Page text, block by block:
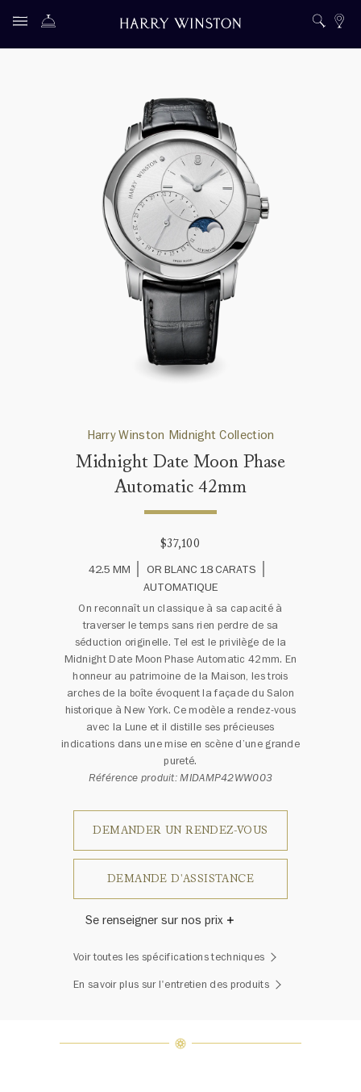
Harry Winston Midnight Collection
Midnight Date Moon Phase
Automatic 42mm
$37,100
42.5 MM
OR BLANC 18 CARATS
AUTOMATIQUE
On reconnaît un classique à sa capacité à
traverser le temps sans rien perdre de sa
séduction originelle. Tel est le privilège de la
Midnight Date Moon Phase Automatic 42mm. En
honneur au patrimoine de la Maison, les trois
arches de la boîte évoquent la façade du Salon
historique à New York. Ce modèle a rendez-vous
avec la Lune et il distille ses précieuses
indications dans une mise en scène d’une grande
pureté.
Référence produit: MIDAMP42WW003
DEMANDER UN RENDEZ-VOUS
DEMANDE D'ASSISTANCE
Se renseigner sur nos prix
n'y a pas deux diamants qui se
ressemblent.» Chaque bijou de la
Maison Harry Winston présente un
poids en carats et la quantité de
Voir toutes les spécifications techniques
En savoir plus sur l'entretien des produits